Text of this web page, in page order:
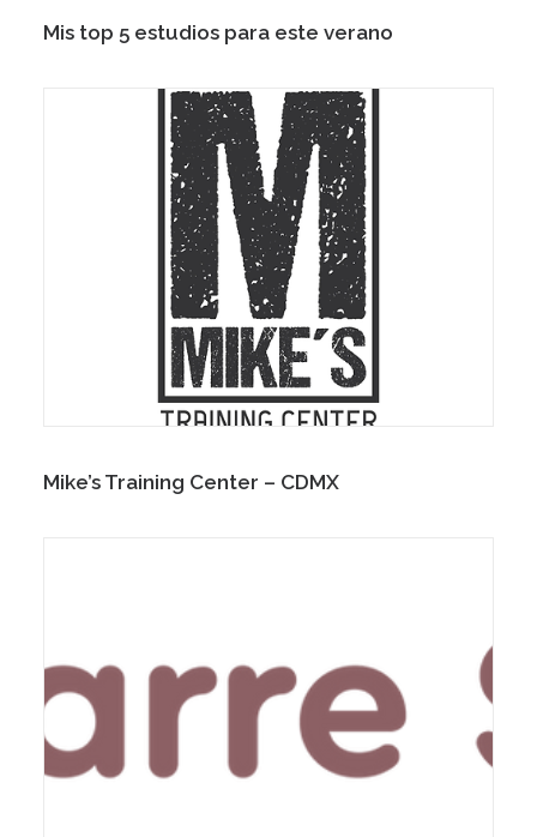
Mis top 5 estudios para este verano
Mike’s Training Center – CDMX